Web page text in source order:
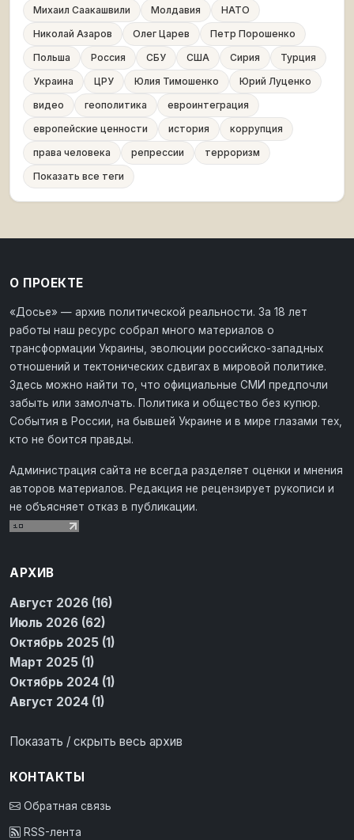
Михаил Саакашвили
Молдавия
НАТО
Николай Азаров
Олег Царев
Петр Порошенко
Польша
Россия СБУ США Сирия
Турция
Украина
ЦРУ Юлия Тимошенко
Юрий Луценко
видео
геополитика
евроинтеграция
европейские ценности
история
коррупция
права человека
репрессии
терроризм
Показать все теги
О ПРОЕКТЕ
«Досье» — архив политической реальности. За 18 лет
работы наш ресурс собрал много материалов о
трансформации Украины, эволюции российско-западных
отношений и тектонических сдвигах в мировой политике.
Здесь можно найти то, что официальные СМИ предпочли
забыть или замолчать. Политика и общество без купюр.
События в России, на бывшей Украине и в мире глазами тех,
кто не боится правды.
Администрация сайта не всегда разделяет оценки и мнения
авторов материалов. Редакция не рецензирует рукописи и
не объясняет отказ в публикации.
АРХИВ
Август 2026 (16)
Июль 2026 (62)
Октябрь 2025 (1)
Март 2025 (1)
Октябрь 2024 (1)
Август 2024 (1)
Показать / скрыть весь архив
КОНТАКТЫ
Обратная связь
RSS-лента